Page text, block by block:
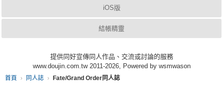
首頁 同人誌 Fate/Grand Order同人誌
iOS版
結帳精靈
提供同好宣傳同人作品、交流或討論的服務
www.doujin.com.tw 2011-2026, Powered by wsmwason